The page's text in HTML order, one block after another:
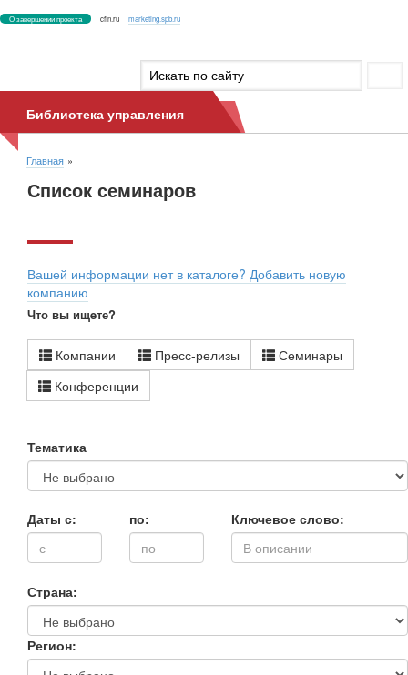
О завершении проекта cfin.ru marketing.spb.ru
Библиотека управления
Главная
Список семинаров
Вашей информации нет в каталоге? Добавить новую
компанию
Что вы ищeте?
Компании Пресс-релизы
Семинары
Конференции
Тематика
Даты с: по: Ключевое слово:
Страна:
Регион: